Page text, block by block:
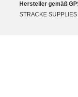
Hersteller gemäß
STRACKE